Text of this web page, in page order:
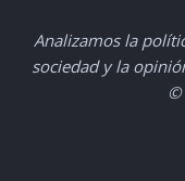
Analizamos la
sociedad y la
©